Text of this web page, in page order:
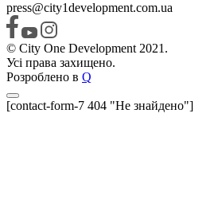
press@city1development.com.ua
© City One Development 2021.
Усі права захищено.
Розроблено в Q
[contact-form-7 404 "Не знайдено"]